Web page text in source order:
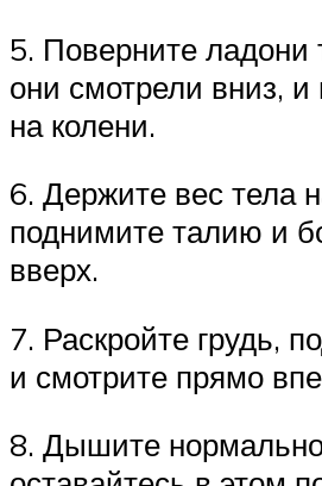
5. Поверните ладони
они смотрели вниз,
на колени.
6. Держите вес тела
поднимите талию и
вверх.
7. Раскройте грудь,
и смотрите прямо
8. Дышите